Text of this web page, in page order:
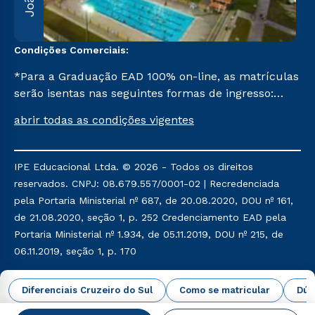
Diferenciais Cruzeiro do Sul Como se matricular
Condições Comerciais:
*Para a Graduação EAD 100% on-line, as matrículas
serão isentas nas seguintes formas de ingresso:
Pedagogia para Licenciados e Transferência. Já para
abrir todas as condições vigentes
IPE Educacional Ltda. © 2026 - Todos os direitos
reservados. CNPJ: 08.679.557/0001-02 | Recredenciada
pela Portaria Ministerial nº 687, de 20.08.2020, DOU nº 161,
de 21.08.2020, seção 1, p. 252 Credenciamento EAD pela
Portaria Ministerial nº 1.934, de 05.11.2019, DOU nº 215, de
06.11.2019, seção 1, p. 170
Política de Privacidade Política de Cookies